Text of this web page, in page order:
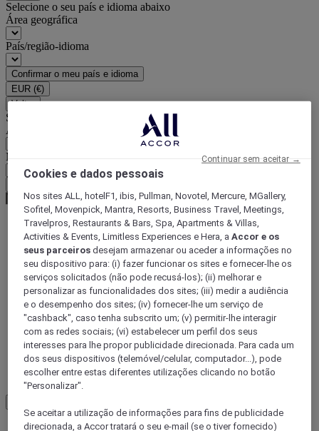
Selecione o seu país e idioma abaixo
Área geográfica
País/região-idioma
Confirmar o meu país e idioma
EUR (€)
Voltar
Selecione a moeda abaixo
Área geográfica
Moeda
World
South America
Brazil
Maranhão
Cookies e dados pessoais
Nos sites ALL, hotelF1, ibis, Pullman, Novotel, Mercure, MGallery,
Sofitel, Movenpick, Mantra, Resorts, Business Travel, Meetings,
Travelpros, Restaurants & Bars, Spa, Apartments & Villas,
Activities & Events, Limitless Experiences e Hera, aAccor e os
seus parceiros desejam armazenar ou aceder a informações no
seu dispositivo para: (i) fazer funcionar os sites e fornecer-lhe os
serviços solicitados (não pode recusá-los); (ii) melhorar e
personalizar as funcionalidades dos sites; (iii) medir a audiência
e o desempenho dos sites; (iv) fornecer-lhe um serviço de
"cashback", caso tenha subscrito um; (v) permitir-lhe interagir
com as redes sociais; (vi) estabelecer um perfil dos seus
interesses para lhe propor publicidade direcionada. Para cada um
dos seus dispositivos (telemóvel/celular, computador...), pode
escolher entre estas diferentes utilizações clicando no botão
"Personalizar".
Se aceitar a utilização de informações para fins de publicidade
direcionada, a Accor tratará o seu e-mail (se o tiver fornecido)
Continuar sem aceitar →